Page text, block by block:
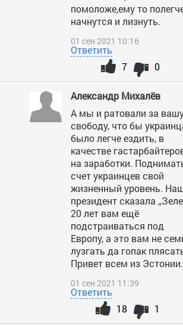
помоложе,ему то
начнутся и лизнуть.
01 сен 2021 10:16
Ответить
0
7
Александр Михалёв
А мы и ратовали за
свободу, что бы
было легче ездить, в
качестве
на заработки.
счет украинцев свой
жизненный уровень.
президент сказала
20 лет вам ещё
подстраиваться под
Европу, а это вам не
лузгать да гопак
Привет всем из Эстонии.
01 сен 2021 11:39
Ответить
1
18